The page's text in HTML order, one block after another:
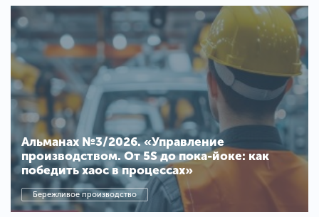
Альманах №3/2026. «Управление
производством. От 5S до пока-йоке: как
победить хаос в процессах»
Бережливое производство